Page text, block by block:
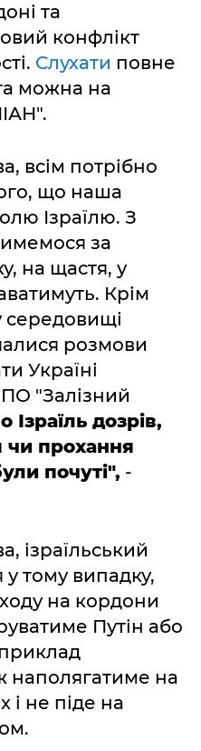
та
конфлікт
Слухати повне
можна на
всім потрібно
що наша
Ізраїлю. З
за
на щастя, у
Крім
середовищі
розмови
Україні
"Залізний
Ізраїль дозрів,
чи прохання
почуті", -
ізраїльський
у тому випадку,
на кордони
Путін або
наполягатиме на
і не піде на